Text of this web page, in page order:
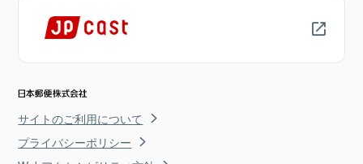
サイトのご利用について
プライバシーポリシー